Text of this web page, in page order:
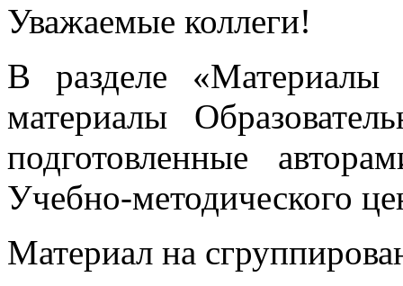
Уважаемые коллеги!
В разделе «Материалы
материалы
подготовленные
Учебно-методического
Материал на